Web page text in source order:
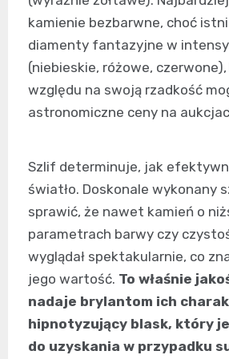
kamienie bezbarwne, choć
diamenty fantazyjne w
(niebieskie, różowe,
względu na swoją rzadkość
astronomiczne ceny na
Szlif determinuje, jak
światło. Doskonale wykonany
sprawić, że nawet kamień o
parametrach barwy czy
wyglądał spektakularnie, co
jego wartość. To właśnie
nadaje brylantom ich
hipnotyzujący blask, który
do uzyskania w przypadku